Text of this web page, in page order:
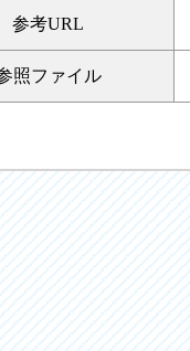
参考URL
照ファイル